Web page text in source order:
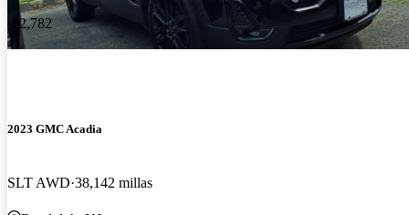
-$2,782
2023 GMC Acadia
SLT AWD 38,142 millas